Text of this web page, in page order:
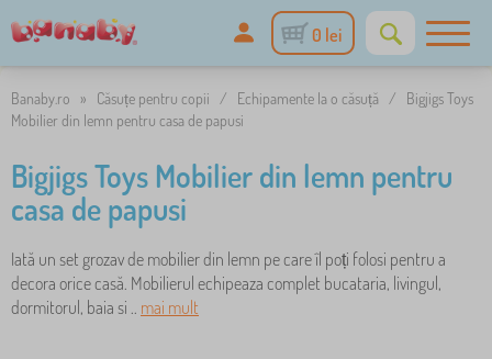
0 lei
Banaby.ro » Căsuțe pentru copii / Echipamente la o căsuță /
Bigjigs Toys
Mobilier din lemn pentru casa de papusi
Bigjigs Toys Mobilier din lemn pentru
casa de papusi
Iată un set grozav de mobilier din lemn pe care îl poți folosi pentru a
decora orice casă. Mobilierul echipeaza complet bucataria, livingul,
dormitorul, baia si .. mai mult